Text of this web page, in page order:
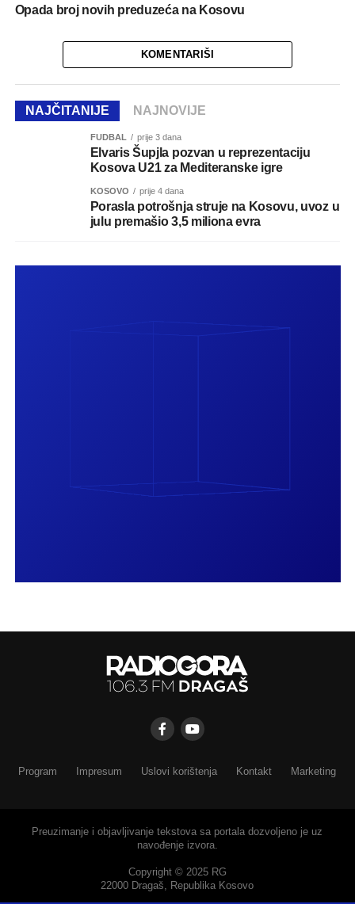
Opada broj novih preduzeća na Kosovu
KOMENTARIŠI
NAJČITANIJE NAJNOVIJE
FUDBAL prije 3 dana
Elvaris Šupjla pozvan u reprezentaciju
Kosova U21 za Mediteranske igre
KOSOVO prije 4 dana
Porasla potrošnja struje na Kosovu, uvoz u
julu premašio 3,5 miliona evra
Program Impresum Uslovi korištenja Kontakt Marketing
Preuzimanje i objavljivanje tekstova sa portala dozvoljeno je uz
navođenje izvora.
Copyright © 2025 RG
22000 Dragaš, Republika Kosovo